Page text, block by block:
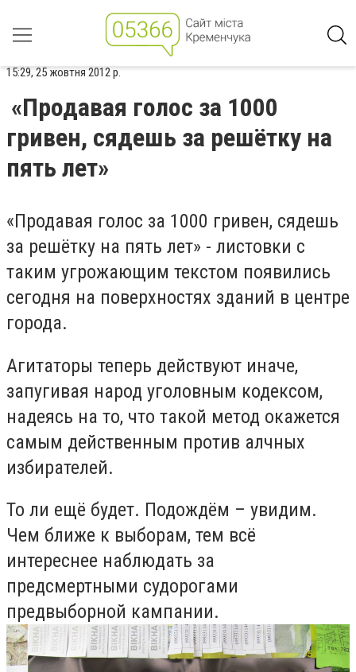
15:29, 25 жовтня 2012 р.
«Продавая голос за 1000
гривен, сядешь за решётку на
пять лет»
«Продавая голос за 1000 гривен, сядешь
за решётку на пять лет» - листовки с
таким угрожающим текстом появились
сегодня на поверхностях зданий в центре
города.
Агитаторы теперь действуют иначе,
запугивая народ уголовным кодексом,
надеясь на то, что такой метод окажется
самым действенным против алчных
избирателей.
То ли ещё будет. Подождём – увидим.
Чем ближе к выборам, тем всё
интереснее наблюдать за
предсмертными судорогами
предвыборной кампании.